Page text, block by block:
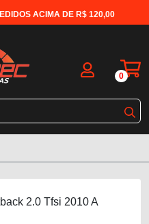
ACIMA DE R$ 120,00
0
2.0 Tfsi 2010 A